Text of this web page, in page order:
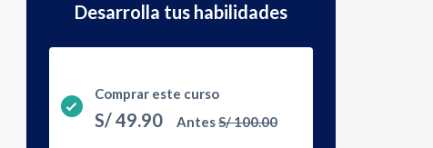
Desarrolla tus habilidades
Comprar este curso
S/49.90 AntesS/100.00